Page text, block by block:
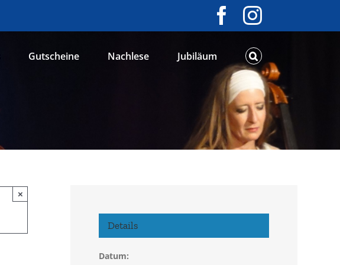
Facebook
Instagram
Gutscheine Nachlese Jubiläum
×
Details
Datum: